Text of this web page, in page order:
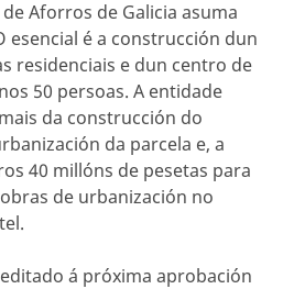
Aforros de Galicia asuma
esencial é a construcción dun
residenciais e dun centro de
50 persoas. A entidade
da construcción do
da parcela e, a
40 millóns de pesetas para
de urbanización no
á próxima aprobación